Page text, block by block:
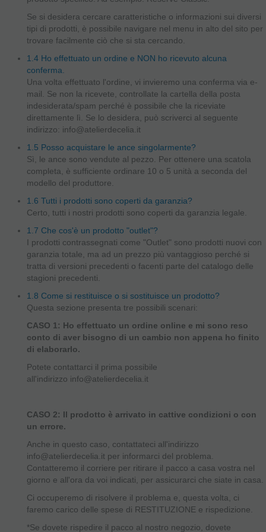
Se si desidera cercare caratteristiche o informazioni sui diversi
tipi di prodotti, è possibile navigare nel menu in alto del sito per
trovare facilmente ciò che si sta cercando.
1.4 Ho effettuato un ordine e NON ho ricevuto alcuna
conferma.
Una volta effettuato l'ordine, vi invieremo una conferma via e-
mail. Se non la ricevete, controllate la cartella della posta
indesiderata/spam perché è possibile che la riceviate
direttamente lì. Se lo desidera, può scriverci al seguente
indirizzo: info@atelierdecelia.it
1.5 Posso acquistare le ance singolarmente?
Sì, le ance sono vendute al pezzo. Per ottenere una scatola
completa, è sufficiente ordinare 10 o 5 unità a seconda del
modello del produttore.
1.6 Tutti i prodotti sono coperti da garanzia?
Certo, tutti i nostri prodotti sono coperti da garanzia legale.
1.7 Che cos'è un prodotto "outlet"?
I prodotti contrassegnati come "Outlet" sono prodotti nuovi con
garanzia totale, ma ad un prezzo più vantaggioso perché si
tratta di versioni precedenti o facenti parte del catalogo delle
stagioni precedenti.
1.8 Come si restituisce o si sostituisce un prodotto?
Questa sezione presenta tre possibili scenari:
CASO 1: Ho effettuato un ordine online e mi sono reso
conto di aver bisogno di un cambio non appena ho finito
di elaborarlo.
Potete contattarci il prima possibile
all'indirizzo info@atelierdecelia.it
CASO 2: Il prodotto è arrivato in cattive condizioni o con
un errore.
Anche in questo caso, contattateci all'indirizzo
info@atelierdecelia.it per informarci del problema.
Contatteremo il corriere per ritirare il pacco a casa vostra nel
giorno e all'ora da voi indicati, per assicurarci che siate in casa.
Ci occuperemo di risolvere il problema e, questa volta, ci
faremo carico delle spese di RESTITUZIONE e rispedizione.
*Se dovete rispedire il pacco al nostro negozio, dovete